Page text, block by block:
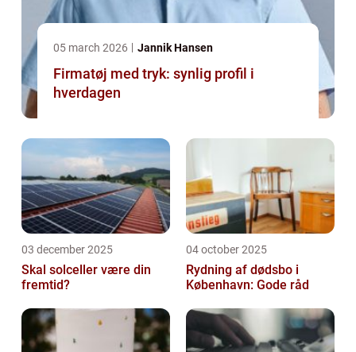
05 march 2026 Jannik Hansen
Firmatøj med tryk: synlig profil i
hverdagen
03 december 2025
Skal solceller være din
fremtid?
04 october 2025
Rydning af dødsbo i
København: Gode råd